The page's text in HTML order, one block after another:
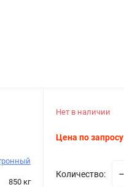
850 кг
Нет в наличии
Цена по запросу
Количество: